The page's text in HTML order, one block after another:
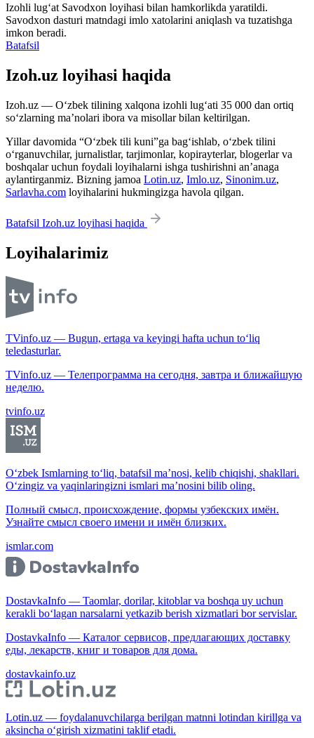
Izohli lugʻat Savodxon loyihasi bilan hamkorlikda yaratildi.
Savodxon dasturi matndagi imlo xatolarini aniqlash va tuzatishga
imkon beradi.
Batafsil
Izoh.uz loyihasi haqida
Izoh.uz — O‘zbek tilining xalqona izohli lug‘ati 35 000 dan ortiq
so‘zlarning ma’nolari ibora va misollar bilan keltirilgan.
Yillar davomida “O‘zbek tili kuni”ga bag‘ishlab, o‘zbek tilini
o‘rganuvchilar, jurnalistlar, tarjimonlar, kopirayterlar, blogerlar va
boshqalar uchun foydali loyihalarni ishga tushirishni an’anaga
aylantirganmiz. Bizning jamoa Lotin.uz, Imlo.uz, Sinonim.uz,
Sarlavha.com loyihalarini hukmingizga havola qilgan.
Batafsil Izoh.uz loyihasi haqida
Loyihalarimiz
TVinfo.uz — Bugun, ertaga va keyingi hafta uchun to‘liq
teledasturlar.
TVinfo.uz — Телепрограмма на сегодня, завтра и ближайшую
неделю.
tvinfo.uz
O‘zbek Ismlarning to‘liq, batafsil ma’nosi, kelib chiqishi, shakllari.
O‘zingiz va yaqinlaringizni ismlari ma’nosini bilib oling.
Полный смысл, происхождение, формы узбекских имён.
Узнайте смысл своего имени и имён близких.
ismlar.com
DostavkaInfo — Taomlar, dorilar, kitoblar va boshqa uy uchun
kerakli bo‘lagan narsalarni yetkazib berish xizmatlari bor servislar.
DostavkaInfo — Каталог сервисов, предлагающих доставку
еды, лекарств, книг и товаров для дома.
dostavkainfo.uz
Lotin.uz — foydalanuvchilarga berilgan matnni lotindan kirillga va
aksincha o‘girish xizmatini taklif etadi.